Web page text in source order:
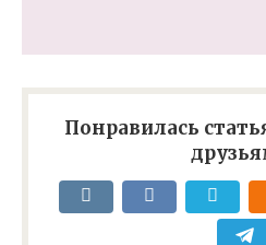
Понравилась